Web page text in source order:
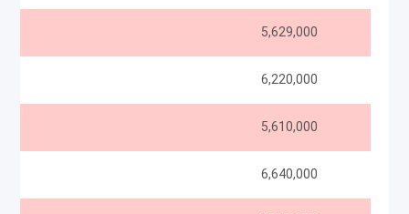
5,629,000
6,220,000
5,610,000
6,640,000